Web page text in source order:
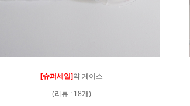
[슈퍼세일]약 케이스
(리뷰 : 18개)